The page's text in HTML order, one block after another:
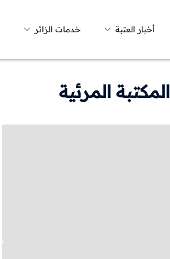
أخبار العتبة خدمات الزائر
المكتبة المرئية